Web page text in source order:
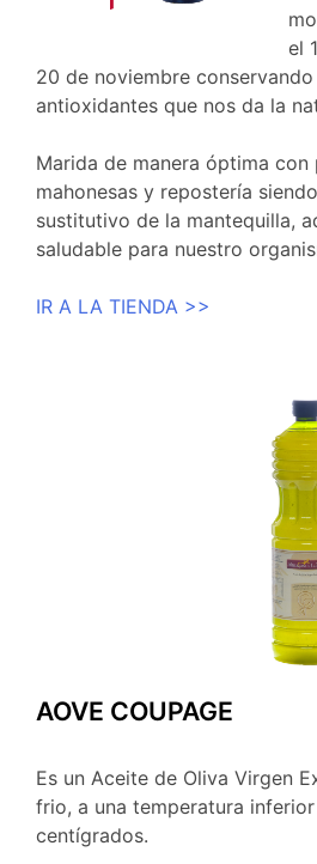
el
20 de noviembre
antioxidantes que nos da la
Marida de manera óptima con
mahonesas y repostería
sustitutivo de la mantequilla,
saludable para nuestro
IR A LA TIENDA >>
AOVE COUPAGE
Es un Aceite de Oliva Virgen
frio, a una temperatura
centígrados.